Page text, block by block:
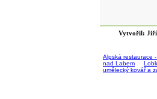
Vytvořil: Jiří
Alpská restaurace
nad Labem
umělecký kovář a